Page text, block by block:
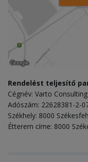
Rendelést teljesítő
Cégnév: Varto
Adószám: 22628381-2-
Székhely: 8000
Étterem címe: 8000